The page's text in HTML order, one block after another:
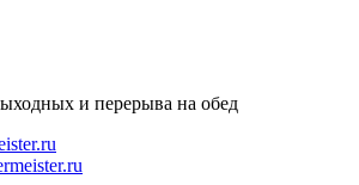
и перерыва на обед